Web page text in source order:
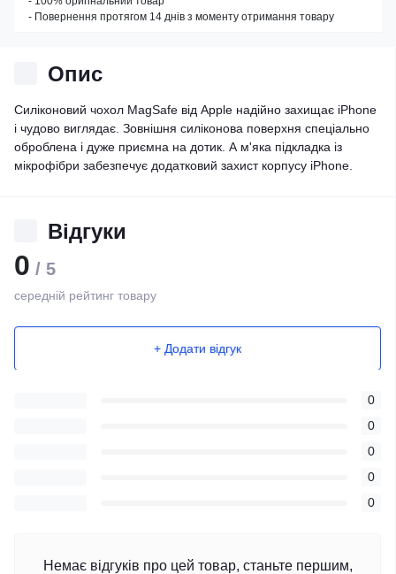
Опис
Силіконовий чохол MagSafe від Apple надійно захищає iPhone
і чудово виглядає. Зовнішня силіконова поверхня спеціально
оброблена і дуже приємна на дотик. А м'яка підкладка із
мікрофібри забезпечує додатковий захист корпусу iPhone.
Відгуки
0 / 5
середній рейтинг товару
+ Додати відгук
0
0
0
0
0
Немає відгуків про цей товар, станьте першим,
- Повернення протягом 14 днів з моменту отримання товару